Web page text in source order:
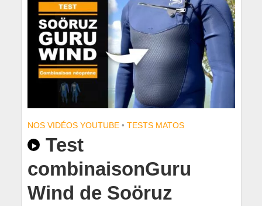
NOS VIDÉOS YOUTUBE • TESTS MATOS
Test
combinaisonGuru
Wind de Soöruz